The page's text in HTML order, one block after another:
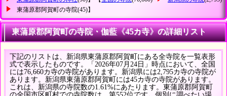
東蒲原郡阿賀町の寺院(45)】
東蒲原郡阿賀町の寺院・伽藍《45カ寺》の詳細リスト
下記のリストは、新潟県東蒲原郡阿賀町にある全寺院を一覧表形
式で表示したものです。「2026年07月24日」時点において、全国
には76,660カ寺の寺院があります。新潟県には2,795カ寺の寺院が
あります。新潟県東蒲原郡阿賀町には45カ寺の寺院があります。
これは、新潟県の寺院数の1.61%にあたります。東蒲原郡阿賀町